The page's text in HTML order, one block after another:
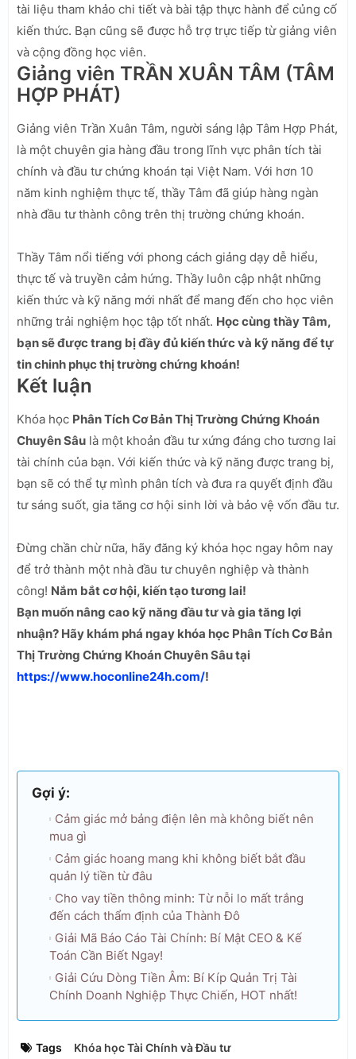
tài liệu tham khảo chi tiết và bài tập thực hành để củng cố
kiến thức. Bạn cũng sẽ được hỗ trợ trực tiếp từ giảng viên
và cộng đồng học viên.
Giảng viên TRẦN XUÂN TÂM (TÂM
HỢP PHÁT)
Giảng viên Trần Xuân Tâm, người sáng lập Tâm Hợp Phát,
là một chuyên gia hàng đầu trong lĩnh vực phân tích tài
chính và đầu tư chứng khoán tại Việt Nam. Với hơn 10
năm kinh nghiệm thực tế, thầy Tâm đã giúp hàng ngàn
nhà đầu tư thành công trên thị trường chứng khoán.
Thầy Tâm nổi tiếng với phong cách giảng dạy dễ hiểu,
thực tế và truyền cảm hứng. Thầy luôn cập nhật những
kiến thức và kỹ năng mới nhất để mang đến cho học viên
những trải nghiệm học tập tốt nhất. Học cùng thầy Tâm,
bạn sẽ được trang bị đầy đủ kiến thức và kỹ năng để tự
tin chinh phục thị trường chứng khoán!
Kết luận
Khóa học Phân Tích Cơ Bản Thị Trường Chứng Khoán
Chuyên Sâu là một khoản đầu tư xứng đáng cho tương lai
tài chính của bạn. Với kiến thức và kỹ năng được trang bị,
bạn sẽ có thể tự mình phân tích và đưa ra quyết định đầu
tư sáng suốt, gia tăng cơ hội sinh lời và bảo vệ vốn đầu tư.
Đừng chần chừ nữa, hãy đăng ký khóa học ngay hôm nay
để trở thành một nhà đầu tư chuyên nghiệp và thành
công! Nắm bắt cơ hội, kiến tạo tương lai!
Bạn muốn nâng cao kỹ năng đầu tư và gia tăng lợi
nhuận? Hãy khám phá ngay khóa học Phân Tích Cơ Bản
Thị Trường Chứng Khoán Chuyên Sâu tại
https://www.hoconline24h.com/!
Gợi ý:
Cảm giác mở bảng điện lên mà không biết nên
mua gì
Cảm giác hoang mang khi không biết bắt đầu
quản lý tiền từ đâu
Cho vay tiền thông minh: Từ nỗi lo mất trắng
đến cách thẩm định của Thành Đô
Giải Mã Báo Cáo Tài Chính: Bí Mật CEO & Kế
Toán Cần Biết Ngay!
Giải Cứu Dòng Tiền Âm: Bí Kíp Quản Trị Tài
Chính Doanh Nghiệp Thực Chiến, HOT nhất!
Tags Khóa học Tài Chính và Đầu tư